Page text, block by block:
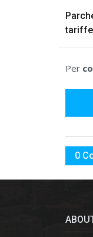
tariffe
Per
0